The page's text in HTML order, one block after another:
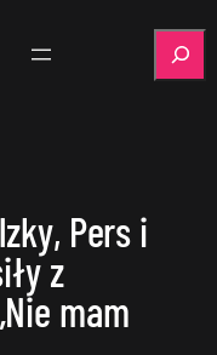
Pers i
z
mam